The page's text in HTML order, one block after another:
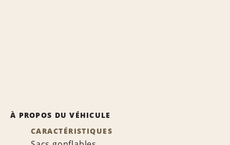
À PROPOS DU VÉHICULE
CARACTÉRISTIQUES